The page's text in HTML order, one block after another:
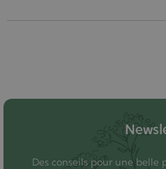
Des conseils pour une belle